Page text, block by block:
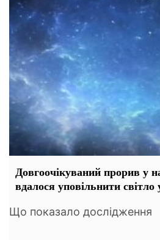
Довгоочікуваний прорив у
вдалося уповільнити світло
Що показало дослідження